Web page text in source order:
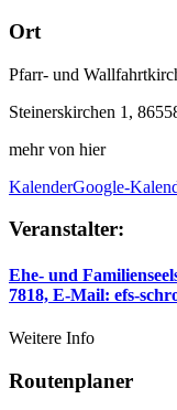
Ort
Pfarr- und
Steinerskirchen 1,
mehr von hier
KalenderGoogle-
Veranstalter:
Ehe- und
7818, E-Mail: efs-
Weitere Info
Routenplaner